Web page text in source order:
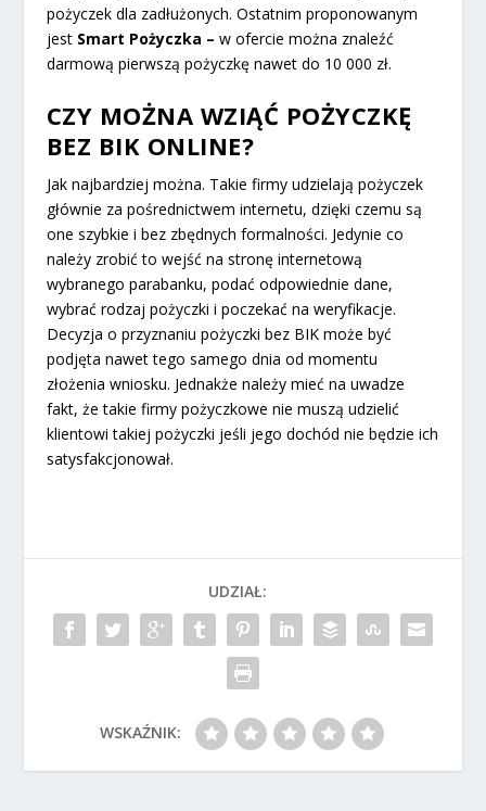
pożyczek dla zadłużonych. Ostatnim proponowanym
jest Smart Pożyczka – w ofercie można znaleźć
darmową pierwszą pożyczkę nawet do 10 000 zł.
CZY MOŻNA WZIĄĆ POŻYCZKĘ
BEZ BIK ONLINE?
Jak najbardziej można. Takie firmy udzielają pożyczek
głównie za pośrednictwem internetu, dzięki czemu są
one szybkie i bez zbędnych formalności. Jedynie co
należy zrobić to wejść na stronę internetową
wybranego parabanku, podać odpowiednie dane,
wybrać rodzaj pożyczki i poczekać na weryfikacje.
Decyzja o przyznaniu pożyczki bez BIK może być
podjęta nawet tego samego dnia od momentu
złożenia wniosku. Jednakże należy mieć na uwadze
fakt, że takie firmy pożyczkowe nie muszą udzielić
klientowi takiej pożyczki jeśli jego dochód nie będzie ich
satysfakcjonował.
UDZIAŁ:
WSKAŹNIK: